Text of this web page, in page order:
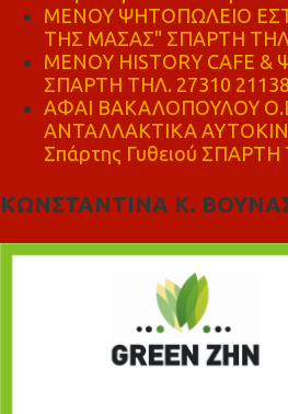
ΜΕΝΟΥ ΨΗΤΟΠΩΛΕΙΟ
ΤΗΣ ΜΑΣΑΣ" ΣΠΑΡΤΗ ΤΗΛ.
ΜΕΝΟΥ HISTORY CAFE
ΣΠΑΡΤΗ ΤΗΛ. 27310 21138
ΑΦΑΙ ΒΑΚΑΛΟΠΟΥΛΟΥ Ο.Ε
ΑΝΤΑΛΛΑΚΤΙΚΑ
Σπάρτης Γυθειού ΣΠΑΡΤΗ
ΚΩΝΣΤΑΝΤΙΝΑ Κ.